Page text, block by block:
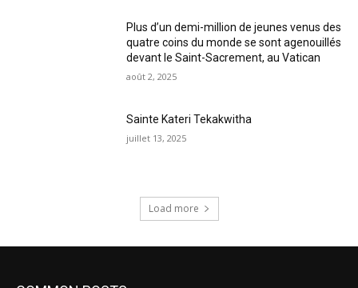
Plus d’un demi-million de jeunes venus des
quatre coins du monde se sont agenouillés
devant le Saint-Sacrement, au Vatican
août 2, 2025
Sainte Kateri Tekakwitha
juillet 13, 2025
Load more